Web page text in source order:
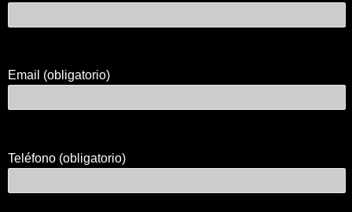
Email (obligatorio)
Teléfono (obligatorio)